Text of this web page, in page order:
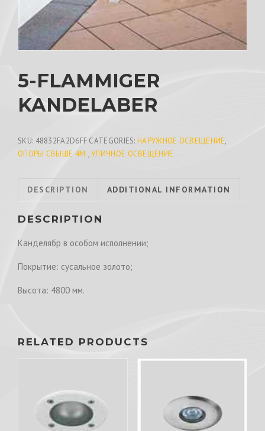
5-FLAMMIGER
KANDELABER
SKU: 48832FA2D6FF CATEGORIES:НАРУЖНОЕ ОСВЕЩЕНИЕ,
ОПОРЫ СВЫШЕ 4М.,УЛИЧНОЕ ОСВЕЩЕНИЕ
DESCRIPTION ADDITIONAL INFORMATION
DESCRIPTION
Канделябр в особом исполнении;
Покрытие: сусальное золото;
Высота: 4800 мм.
RELATED PRODUCTS